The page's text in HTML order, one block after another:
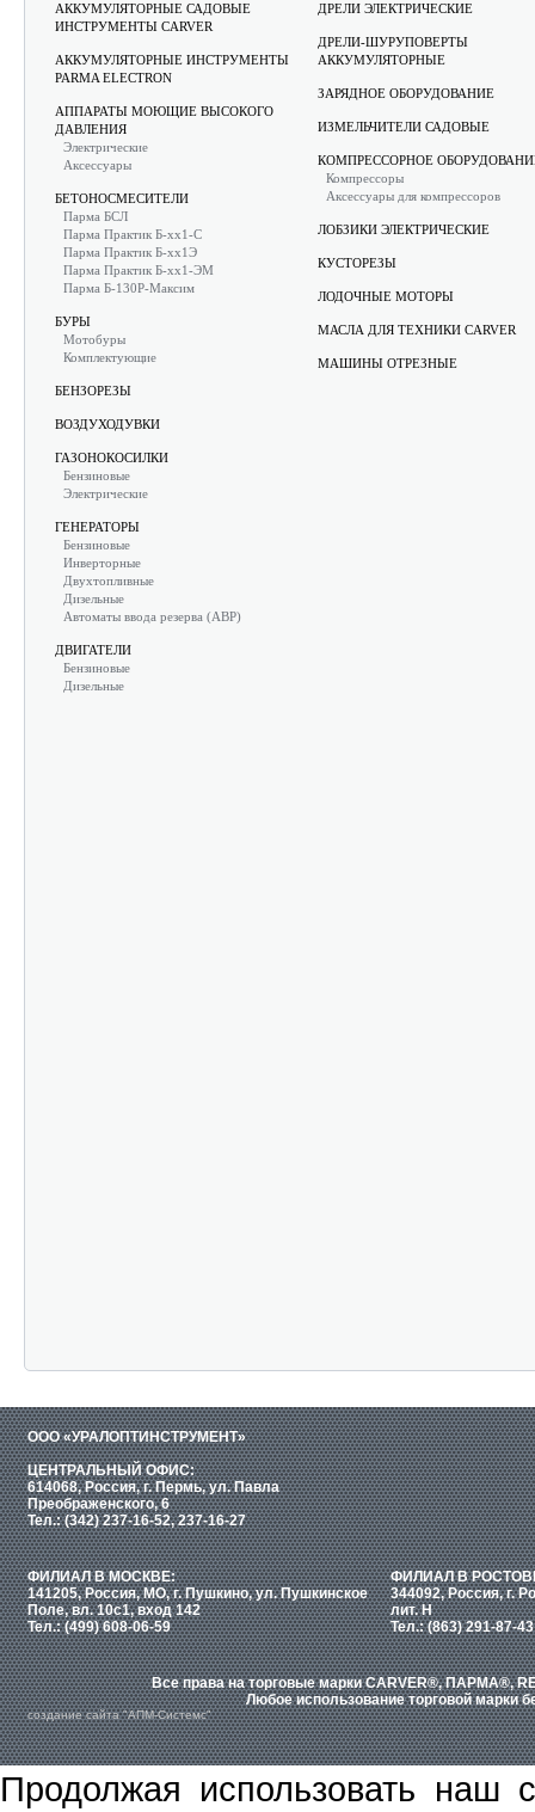
АККУМУЛЯТОРНЫЕ САДОВЫЕ
ИНСТРУМЕНТЫ CARVER
АККУМУЛЯТОРНЫЕ ИНСТРУМЕНТЫ
PARMA ELECTRON
АППАРАТЫ МОЮЩИЕ ВЫСОКОГО
ДАВЛЕНИЯ
Электрические
Аксессуары
БЕТОНОСМЕСИТЕЛИ
Парма БСЛ
Парма Практик Б-хх1-С
Парма Практик Б-хх1Э
Парма Практик Б-хх1-ЭМ
Парма Б-130Р-Максим
БУРЫ
Мотобуры
Комплектующие
БЕНЗОРЕЗЫ
ВОЗДУХОДУВКИ
ГАЗОНОКОСИЛКИ
Бензиновые
Электрические
ГЕНЕРАТОРЫ
Бензиновые
Инверторные
Двухтопливные
Дизельные
Автоматы ввода резерва (АВР)
ДВИГАТЕЛИ
Бензиновые
Дизельные
ДРЕЛИ ЭЛЕКТРИЧЕСКИЕ
ДРЕЛИ-ШУРУПОВЕРТЫ
АККУМУЛЯТОРНЫЕ
ЗАРЯДНОЕ ОБОРУДОВАНИЕ
ИЗМЕЛЬЧИТЕЛИ САДОВЫЕ
КОМПРЕССОРНОЕ
Компрессоры
Аксессуары для компрессоров
ЛОБЗИКИ ЭЛЕКТРИЧЕСКИЕ
КУСТОРЕЗЫ
ЛОДОЧНЫЕ МОТОРЫ
МАСЛА ДЛЯ ТЕХНИКИ CARVER
МАШИНЫ ОТРЕЗНЫЕ
ООО «УРАЛОПТИНСТРУМЕНТ»
ЦЕНТРАЛЬНЫЙ ОФИС:
614068, Россия, г. Пермь, ул. Павла
Преображенского, 6
Тел.: (342) 237-16-52, 237-16-27
ФИЛИАЛ В МОСКВЕ:
141205, Россия, МО, г. Пушкино, ул. Пушкинское
Поле, вл. 10с1, вход 142
Тел.: (499) 608-06-59
ФИЛИАЛ В
344092, Россия, г.
лит. Н
Тел.: (863) 291-87-43
Все права на торговые марки CARVER®, ПАРМА®,
Любое использование торговой марки
создание сайта "АПМ-Системс"
Продолжая использовать наш